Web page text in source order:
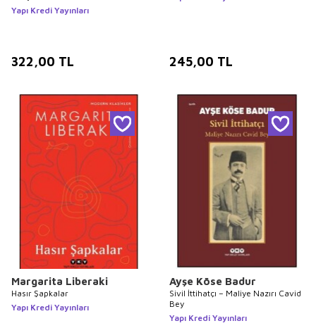
Yapı Kredi Yayınları
322,00 TL 245,00 TL
Margarita Liberaki
Hasır Şapkalar
Yapı Kredi Yayınları
Ayşe Köse Badur
Sivil İttihatçı – Maliye Nazırı Cavid
Bey
Yapı Kredi Yayınları